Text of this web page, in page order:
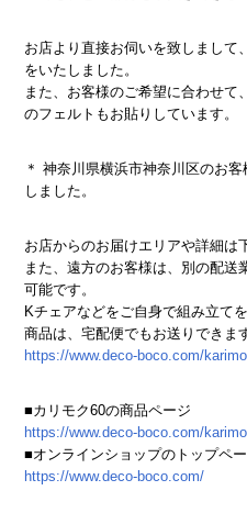
お店より直接お伺いを致しまして
をいたしました。
また、お客様のご希望に合わせて
のフェルトもお貼りしています。
＊ 神奈川県横浜市神奈川区のお
しました。
お店からのお届けエリアや詳細は
また、遠方のお客様は、別の配
可能です。
Kチェアなどをご自身で組み立て
商品は、宅配便でもお送りできま
https://www.deco-boco.com/
■カリモク60の商品ページ
https://www.deco-boco.com/
■オンラインショップのトップペ
https://www.deco-boco.com/